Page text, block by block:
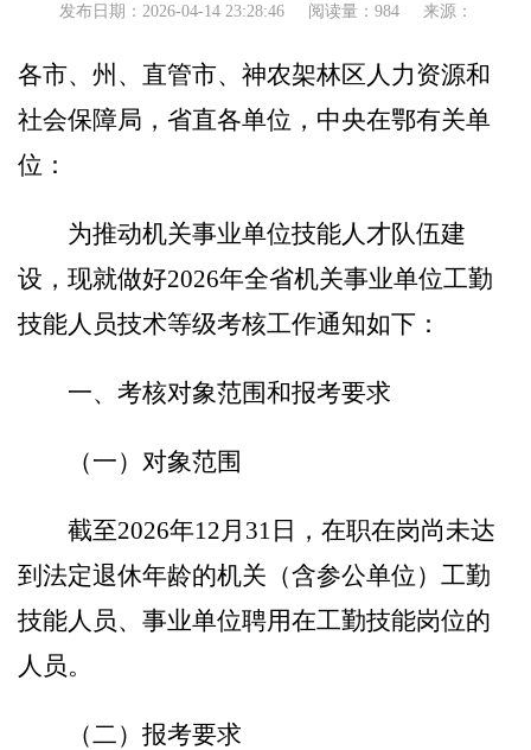
发布日期：2026-04-14 23:28:46 阅读量：984 来源：
各市、州、直管市、神农架林区人力资源和
社会保障局，省直各单位， 中央在鄂有关单
位 ：
为推动机关事业单位技能人才队伍建
设，现就做好2026年全省机关事业单位工勤
技能人员技术等级考核工作通知如下：
一、考核对象范围和报考要求
（一）对象范围
截至2026年12 月 31 日 ，在职在岗尚未达
到法定退休年龄的机关（含参公单位）工勤
技能人员、事业单位聘用在工勤技能岗位的
人员。
（二）报考要求